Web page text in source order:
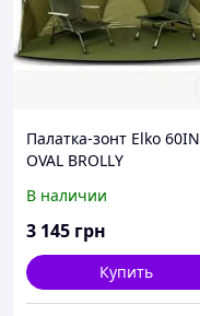
Палатка-зонт Elko 60IN
OVAL BROLLY
В наличии
3 145 грн
Купить